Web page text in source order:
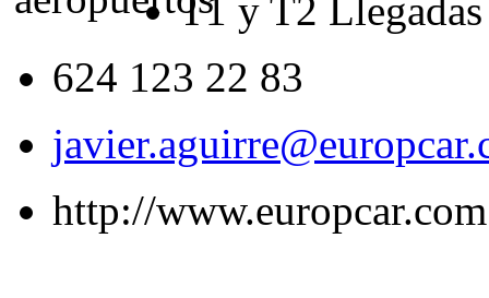
T1 y T2 Llegadas
624 123 22 83
http://